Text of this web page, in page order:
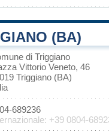
(BA)
di Triggiano
Vittorio Veneto, 46
Triggiano (BA)
689236
+39 0804-